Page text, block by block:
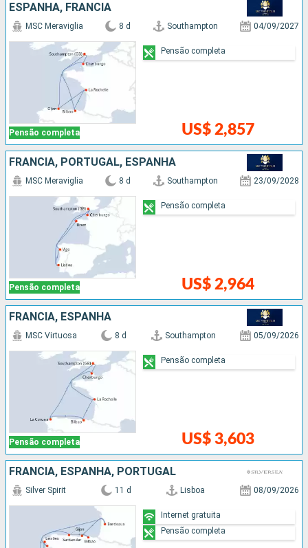
ESPANHA, FRANCIA
Pensão completa
MSC Meraviglia 8 d Southampton 04/09/2027
US$ 2,857
Pensão completa
FRANCIA, PORTUGAL, ESPANHA
Pensão completa
MSC Meraviglia 8 d Southampton 23/09/2028
US$ 2,964
Pensão completa
FRANCIA, ESPANHA
Pensão completa
MSC Virtuosa 8 d Southampton 05/09/2026
US$ 3,603
Pensão completa
FRANCIA, ESPANHA, PORTUGAL
Silver Spirit 11 d Lisboa 08/09/2026
Internet gratuita
Pensão completa